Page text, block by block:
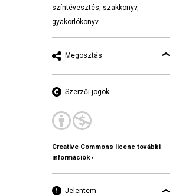
színtévesztés, szakkönyv,
gyakorlókönyv
Megosztás
Szerzői jogok
Creative Commons licenc további
információk ›
Jelentem